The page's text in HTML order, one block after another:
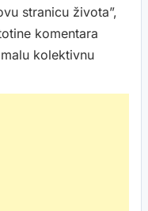
stranicu života”,
komentara
kolektivnu